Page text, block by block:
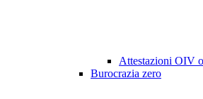
Attestazioni OIV
Burocrazia zero